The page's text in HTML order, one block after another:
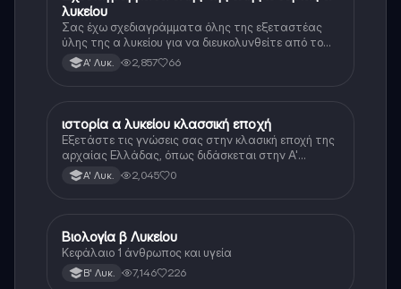
λυκείου
Σας έχω σχεδιαγράμματα όλης της εξεταστέας
ύλης της α λυκείου για να διευκολυνθείτε από το
τεράστιο βάρος του βιβλίου
Α' Λυκ. 2,857 66
Ιστορία
ιστορία α λυκείου κλασσική εποχή
Εξετάστε τις γνώσεις σας στην κλασική εποχή της
αρχαίας Ελλάδας, όπως διδάσκεται στην Α'
Λυκείου.Α' Λυκ. 2,045 0
Βιολογία
Βιολογία β Λυκείου
Κεφάλαιο 1 άνθρωπος και υγεία
Β' Λυκ. 7,146 226